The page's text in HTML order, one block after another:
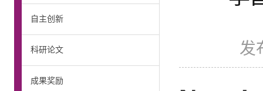
自主创新
科研论文
成果奖励
发